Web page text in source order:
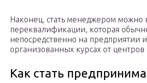
Наконец, стать менеджером можно
переквалификации, которая
непосредственно на предприятии
организованных курсах от центров
Как стать